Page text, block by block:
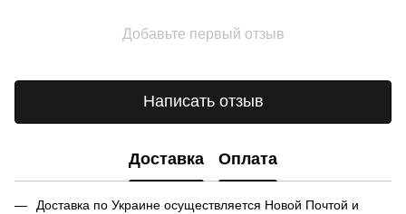
Добавьте первый отзыв
Написать отзыв
Доставка Оплата
Доставка по Украине осуществляется Новой Почтой и